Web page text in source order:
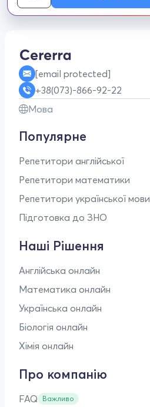
[email protected]
+38(073)-866-92-22
Мова
Популярне
Репетитори англійської
Репетитори математики
Репетитори української мови
Підготовка до ЗНО
Наші Рішення
Англійська онлайн
Математика онлайн
Українська онлайн
Біологія онлайн
Хімія онлайн
Про компанію
FAQ Важливо